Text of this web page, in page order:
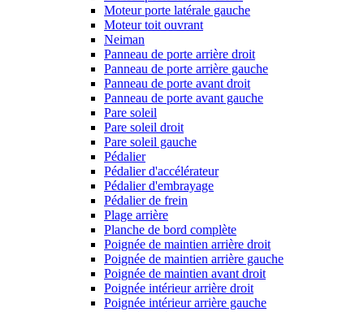
Moteur porte latérale gauche
Moteur toit ouvrant
Neiman
Panneau de porte arrière droit
Panneau de porte arrière gauche
Panneau de porte avant droit
Panneau de porte avant gauche
Pare soleil
Pare soleil droit
Pare soleil gauche
Pédalier
Pédalier d'accélérateur
Pédalier d'embrayage
Pédalier de frein
Plage arrière
Planche de bord complète
Poignée de maintien arrière droit
Poignée de maintien arrière gauche
Poignée de maintien avant droit
Poignée intérieur arrière droit
Poignée intérieur arrière gauche